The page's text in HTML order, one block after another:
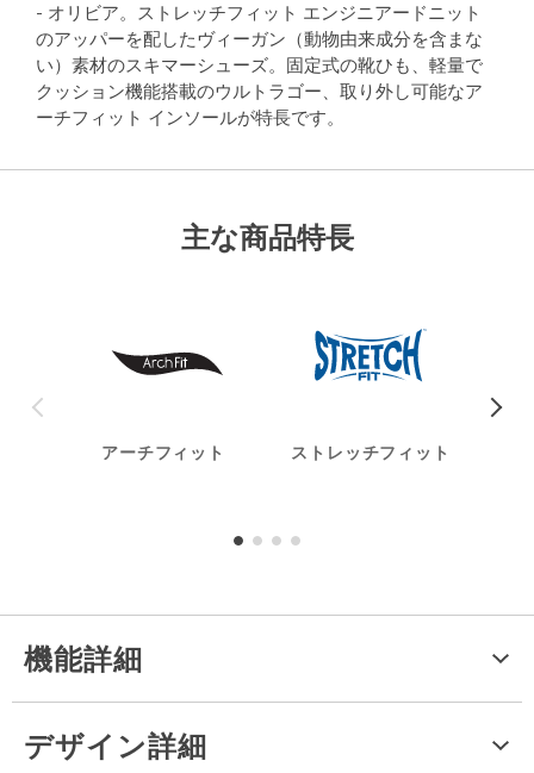
- オリビア。ストレッチフィット エンジニアードニット
のアッパーを配したヴィーガン（動物由来成分を含まな
い）素材のスキマーシューズ。固定式の靴ひも、軽量で
クッション機能搭載のウルトラゴー、取り外し可能なア
ーチフィット インソールが特長です。
主な商品特長
アーチフィット ストレッチフィット
機能詳細
デザイン詳細